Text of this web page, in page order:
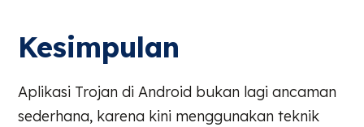
Kesimpulan
Aplikasi Trojan di Android bukan lagi ancaman
sederhana, karena kini menggunakan teknik